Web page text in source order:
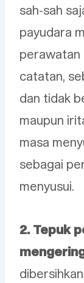
sah-sah
payudara
perawatan
catatan,
dan tidak
maupun
masa
sebagai
menyusui.
2. Tepuk